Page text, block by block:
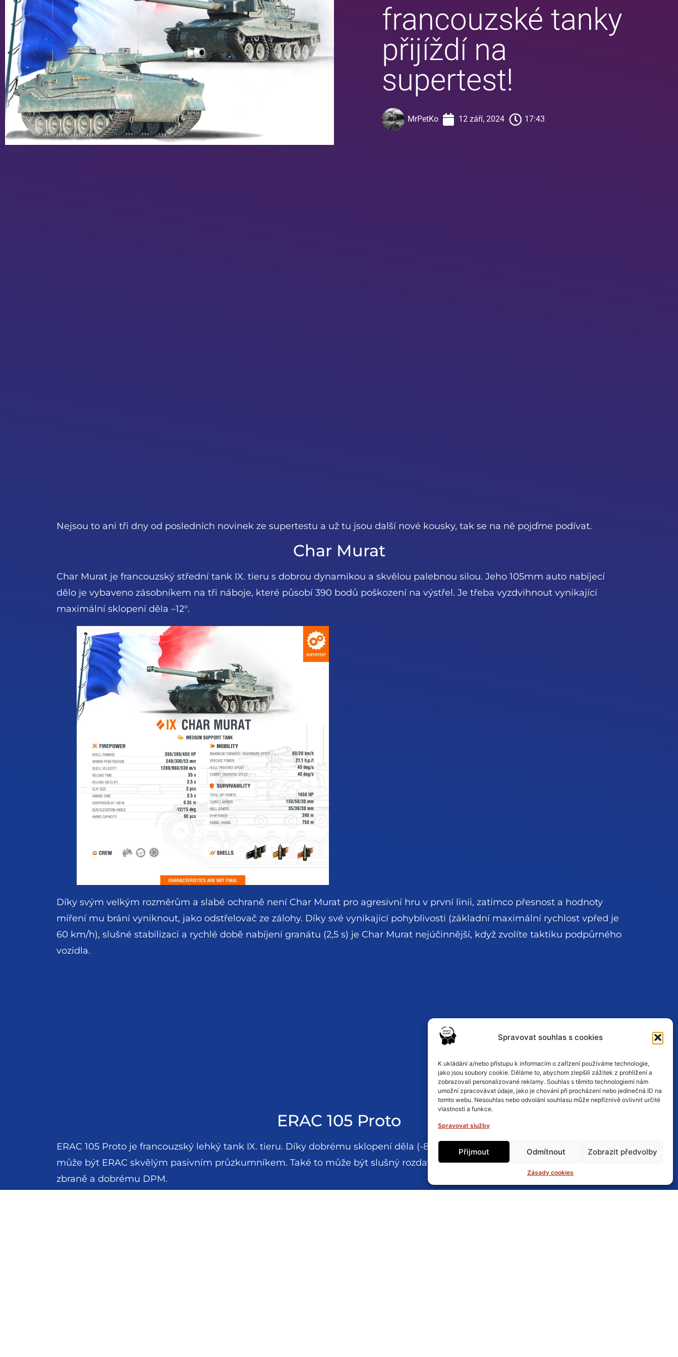
Spravovat souhlas s cookies
K ukládání a/nebo přístupu k informacím o zařízení používáme technologie,
jako jsou soubory cookie. Děláme to, abychom zlepšili zážitek z prohlížení a
zobrazovali personalizované reklamy. Souhlas s těmito technologiemi nám
umožní zpracovávat údaje, jako je chování při procházení nebo jedinečná ID na
tomto webu. Nesouhlas nebo odvolání souhlasu může nepříznivě ovlivnit určité
vlastnosti a funkce.
Spravovat služby
Přijmout Odmítnout Zobrazit předvolby
Zásady cookies
francouzské tanky
přijíždí na
supertest!
MrPetKo 12 září, 2024 17:43
Nejsou to ani tři dny od posledních novinek ze supertestu a už tu jsou další nové kousky, tak se na ně pojďme podívat.
Char Murat
Char Murat je francouzský střední tank IX. tieru s dobrou dynamikou a skvělou palebnou silou. Jeho 105mm auto nabíjecí
dělo je vybaveno zásobníkem na tři náboje, které působí 390 bodů poškození na výstřel. Je třeba vyzdvihnout vynikající
maximální sklopení děla –12°.
Díky svým velkým rozměrům a slabé ochraně není Char Murat pro agresivní hru v první linii, zatímco přesnost a hodnoty
míření mu brání vyniknout, jako odstřelovač ze zálohy. Díky své vynikající pohyblivosti (základní maximální rychlost vpřed je
60 km/h), slušné stabilizaci a rychlé době nabíjení granátu (2,5 s) je Char Murat nejúčinnější, když zvolíte taktiku podpůrného
vozidla.
ERAC 105 Proto
ERAC 105 Proto je francouzský lehký tank IX. tieru. Díky dobrému sklopení děla (-8°) děla a umístění na menší straně LT
může být ERAC skvělým pasivním průzkumníkem. Také to může být slušný rozdavač poškození, díky skvělé přesnosti
zbraně a dobrému DPM.